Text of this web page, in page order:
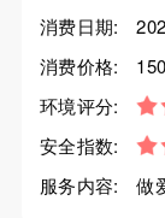
消费日期:
消费价格:
环境评分:
安全指数:
服务内容:
做